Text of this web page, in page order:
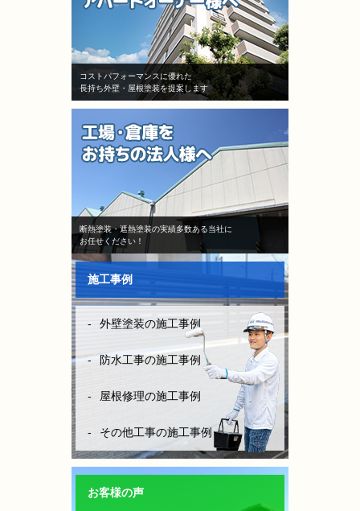
コストパフォーマンスに優れた
長持ち外壁・屋根塗装を提案します
断熱塗装・遮熱塗装の実績多数ある当社に
お任せください！
施工事例
外壁塗装の施工事例
防水工事の施工事例
屋根修理の施工事例
その他工事の施工事例
お客様の声